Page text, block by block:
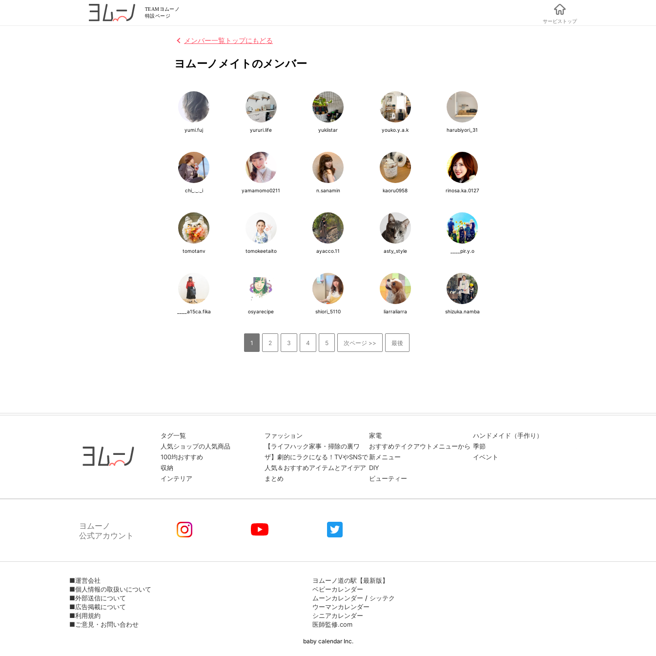
TEAMヨムーノ
特設ページ
サービストップ
メンバー一覧トップにもどる
ヨムーノメイトのメンバー
yumi.fuj yururi.life yukiistar youko.y.a.k harubiyori_31
chi_._._i yamamomo0211 n.sanamin kaoru0958 rinosa.ka.0127
tomotanv tomokeetaito ayacco.11 asty_style ____pir.y.o
____a15ca.fika osyarecipe shiori_5110 liarraliarra shizuka.namba
1 2 3 4 5 次ページ >> 最後
タグ一覧
人気ショップの人気商品
100均おすすめ
収納
インテリア
ファッション
【ライフハック家事・掃除の裏ワ
ザ】劇的にラクになる！TVやSNSで
人気＆おすすめアイテムとアイデア
まとめ
家電
おすすめテイクアウトメニューから
新メニュー
DIY
ビューティー
ハンドメイド（手作り）
季節
イベント
ヨムーノ
公式アカウント
■運営会社
■個人情報の取扱いについて
■外部送信について
■広告掲載について
■利用規約
■ご意見・お問い合わせ
ヨムーノ道の駅【最新版】
ベビーカレンダー
ムーンカレンダー / シッテク
ウーマンカレンダー
シニアカレンダー
医師監修.com
baby calendar Inc.